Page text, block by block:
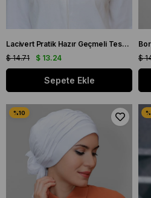
Lacivert Pratik Hazır Geçmeli Tesettür Bone Sandy Kumaş Fiyonklu Büzgülü 7006_02
$ 13.24
$ 14.71
Sepete Ekle
$